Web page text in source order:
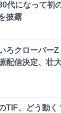
代になって初
披露
ろクローバー
配信決定、壮
TIF、どう動く